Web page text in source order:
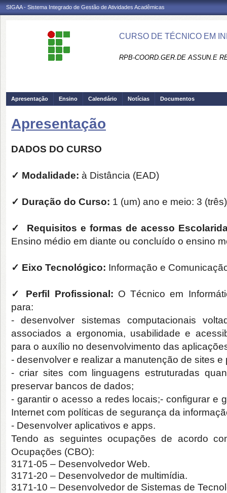
SIGAA - Sistema Integrado de Gestão de Atividades Acadêmicas
CURSO DE TÉCNICO EM
RPB-COORD.GER.DE ASSUN.E
Apresentação Ensino Calendário Notícias Documentos
Apresentação
DADOS DO CURSO
✓ Modalidade: à Distância (EAD)
✓ Duração do Curso: 1 (um) ano e meio: 3
✓
Requisitos e formas de acesso
Ensino médio em diante ou concluído o ensino
✓ Eixo Tecnológico: Informação e
✓ Perfil Profissional: O Técnico em
para:
- desenvolver sistemas computacionais
associados a ergonomia, usabilidade e
para o auxílio no desenvolvimento das
- desenvolver e realizar a manutenção de sites
- criar sites com linguagens estruturadas
preservar bancos de dados;
- garantir o acesso a redes locais;- configurar e
Internet com políticas de segurança da
- Desenvolver aplicativos e apps.
Tendo as seguintes ocupações de acordo
Ocupações (CBO):
3171-05 – Desenvolvedor Web.
3171-20 – Desenvolvedor de multimídia.
3171-10 – Desenvolvedor de Sistemas de